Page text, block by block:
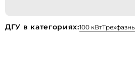
ДГУ в категориях:100 кВт